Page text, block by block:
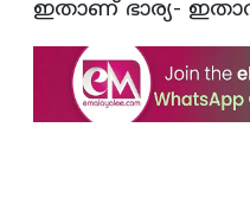
ഇതാണ് ഭാര്യ-